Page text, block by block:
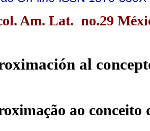
Am. Lat. no.29
al
ao conceito